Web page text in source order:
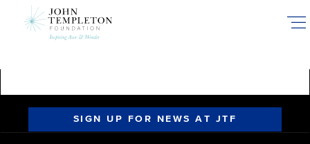
SIGN UP FOR NEWS AT JTF